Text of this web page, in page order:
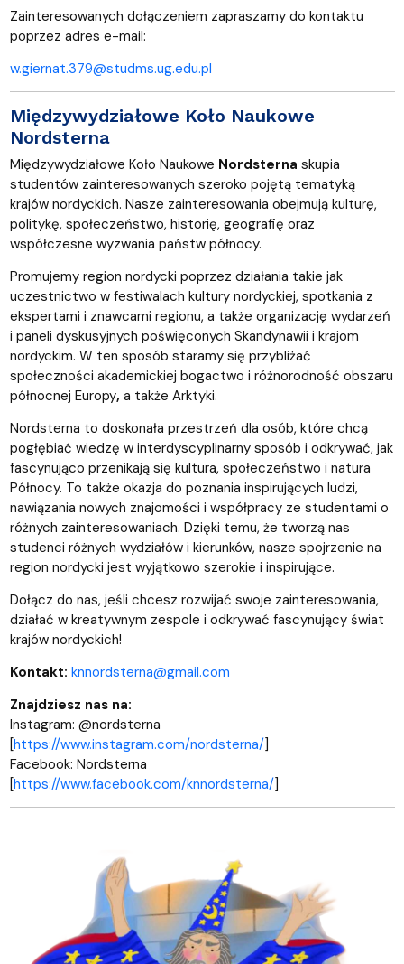
Zainteresowanych dołączeniem zapraszamy do kontaktu
poprzez adres e-mail:
w.giernat.379@studms.ug.edu.pl
Międzywydziałowe Koło Naukowe
Nordsterna
Międzywydziałowe Koło Naukowe Nordsterna skupia
studentów zainteresowanych szeroko pojętą tematyką
krajów nordyckich. Nasze zainteresowania obejmują kulturę,
politykę, społeczeństwo, historię, geografię oraz
współczesne wyzwania państw północy.
Promujemy region nordycki poprzez działania takie jak
uczestnictwo w festiwalach kultury nordyckiej, spotkania z
ekspertami i znawcami regionu, a także organizację wydarzeń
i paneli dyskusyjnych poświęconych Skandynawii i krajom
nordyckim. W ten sposób staramy się przybliżać
społeczności akademickiej bogactwo i różnorodność obszaru
północnej Europy, a także Arktyki.
Nordsterna to doskonała przestrzeń dla osób, które chcą
pogłębiać wiedzę w interdyscyplinarny sposób i odkrywać, jak
fascynująco przenikają się kultura, społeczeństwo i natura
Północy. To także okazja do poznania inspirujących ludzi,
nawiązania nowych znajomości i współpracy ze studentami o
różnych zainteresowaniach. Dzięki temu, że tworzą nas
studenci różnych wydziałów i kierunków, nasze spojrzenie na
region nordycki jest wyjątkowo szerokie i inspirujące.
Dołącz do nas, jeśli chcesz rozwijać swoje zainteresowania,
działać w kreatywnym zespole i odkrywać fascynujący świat
krajów nordyckich!
Kontakt: knnordsterna@gmail.com
Znajdziesz nas na:
Instagram: @nordsterna
[https://www.instagram.com/nordsterna/]
Facebook: Nordsterna
[https://www.facebook.com/knnordsterna/]